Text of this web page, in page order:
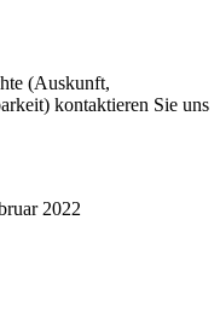
(Auskunft,
kontaktieren Sie uns
2022